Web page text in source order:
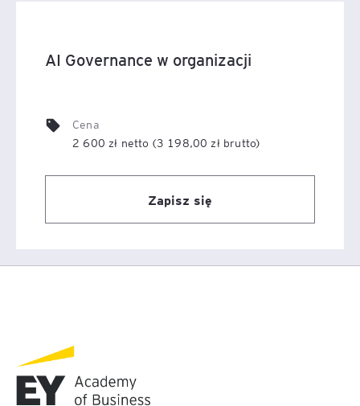
AI Governance w organizacji
Cena
2 600 zł netto (3 198,00 zł brutto)
Zapisz się